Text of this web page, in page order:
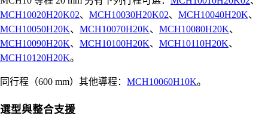
MCH10020H20K02、 MCH10030H20K02、 MCH10040H20K、
MCH10050H20K、 MCH10070H20K、 MCH10080H20K、
MCH10090H20K、 MCH10100H20K、 MCH10110H20K、
MCH10120H20K。
同行程（600 mm）其他導程： MCH10060H10K。
選型與整合支援